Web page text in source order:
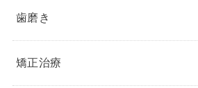
歯磨き
矯正治療